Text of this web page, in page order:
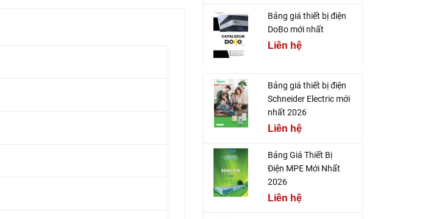
Bảng giá thiết bị điện
DoBo mới nhất
Liên hệ
Bảng giá thiết bị điện
Schneider Electric mới
nhất 2026
Liên hệ
Bảng Giá Thiết Bị
Điện MPE Mới Nhất
2026
Liên hệ